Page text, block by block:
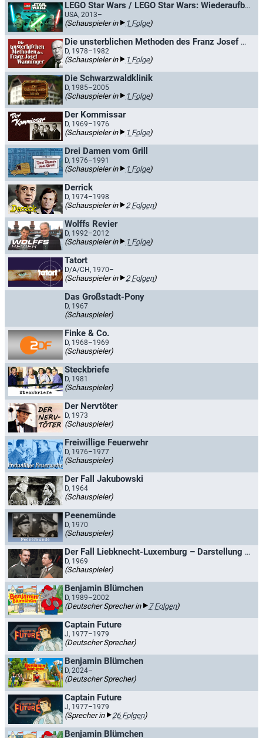
LEGO Star Wars / LEGO Star Wars: Wiederaufbau der Galaxis
USA, 2013–
(Schauspieler in 1 Folge)
Die unsterblichen Methoden des Franz Josef Wanninger / Wiedersehen mit Wanninger
D, 1978–1982
(Schauspieler in 1 Folge)
Die Schwarzwaldklinik
D, 1985–2005
(Schauspieler in 1 Folge)
Der Kommissar
D, 1969–1976
(Schauspieler in 1 Folge)
Drei Damen vom Grill
D, 1976–1991
(Schauspieler in 1 Folge)
Derrick
D, 1974–1998
(Schauspieler in 2 Folgen)
Wolffs Revier
D, 1992–2012
(Schauspieler in 1 Folge)
Tatort
D/A/CH, 1970–
(Schauspieler in 2 Folgen)
Das Großstadt-Pony
D, 1967
(Schauspieler)
Finke & Co.
D, 1968–1969
(Schauspieler)
Steckbriefe
D, 1981
(Schauspieler)
Der Nervtöter
D, 1973
(Schauspieler)
Freiwillige Feuerwehr
D, 1976–1977
(Schauspieler)
Der Fall Jakubowski
D, 1964
(Schauspieler)
Peenemünde
D, 1970
(Schauspieler)
Der Fall Liebknecht-Luxemburg – Darstellung eines Offiziers-Komplotts
D, 1969
(Schauspieler)
Benjamin Blümchen
D, 1989–2002
(Deutscher Sprecher in 7 Folgen)
Captain Future
J, 1977–1979
(Deutscher Sprecher)
Benjamin Blümchen
D, 2024–
(Deutscher Sprecher)
Captain Future
J, 1977–1979
(Sprecher in 26 Folgen)
Benjamin Blümchen